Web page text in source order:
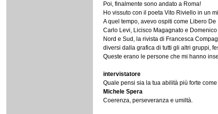
Poi, finalmente sono andato a Roma!
Ho vissuto con il poeta Vito Riviello in un
A quel tempo, avevo ospiti come Libero
Carlo Levi, Licisco Magagnato e
Nord e Sud, la rivista di Francesca
diversi dalla grafica di tutti gli altri gruppi,
Queste erano le persone che mi hanno
intervistatore
Quale pensi sia la tua abilità più forte
Michele Spera
Coerenza, perseveranza e umiltà.